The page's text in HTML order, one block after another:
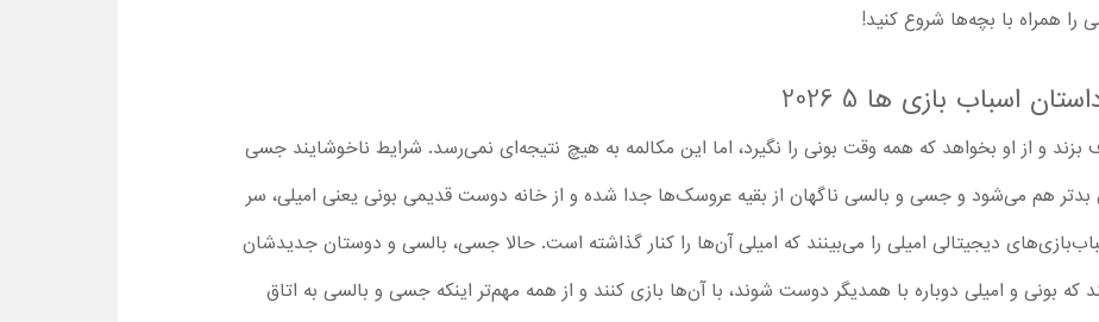
اسباب بازی ها 5 2026
و از او بخواهد که همه وقت بونی را نگیرد، اما این مکالمه به هیچ نتیجه‌ای نمی‌رسد. شرایط ناخوشایند جسی
بدتر هم می‌شود و جسی و بالسی ناگهان از بقیه عروسک‌ها جدا شده و از خانه دوست قدیمی بونی یعنی امیلی، سر
دیجیتالی امیلی را می‌بینند که امیلی آن‌ها را کنار گذاشته است. حالا جسی، بالسی و دوستان جدیدشان
که بونی و امیلی دوباره با همدیگر دوست شوند، با آن‌ها بازی کنند و از همه مهم‌تر اینکه جسی و بالسی به اتاق